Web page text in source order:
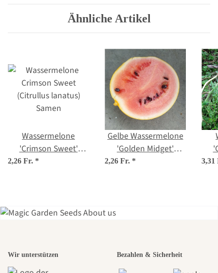
Ähnliche Artikel
Wassermelone
'Crimson Sweet'
(Citrullus lanatus)
2,26 Fr. *
Gelbe Wassermelone
'Golden Midget'
(Citrullus lanatus)
2,26 Fr. *
schönsten
Wir unterstützen Bezahlen & Sicherheit